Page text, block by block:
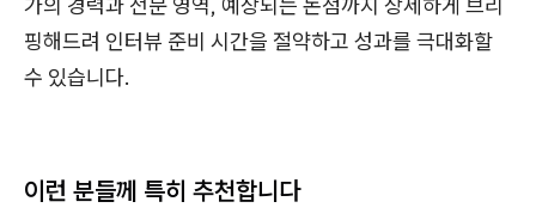
핑해드려 인터뷰 준비 시간을 절약하고 성과를 극대화할
수 있습니다.
이런 분들께 특히 추천합니다